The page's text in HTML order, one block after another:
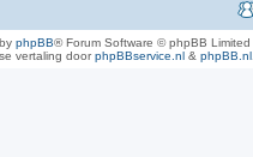
phpBB® Forum Software © phpBB Limited
vertaling doorphpBBservice.nl & phpBB.nl